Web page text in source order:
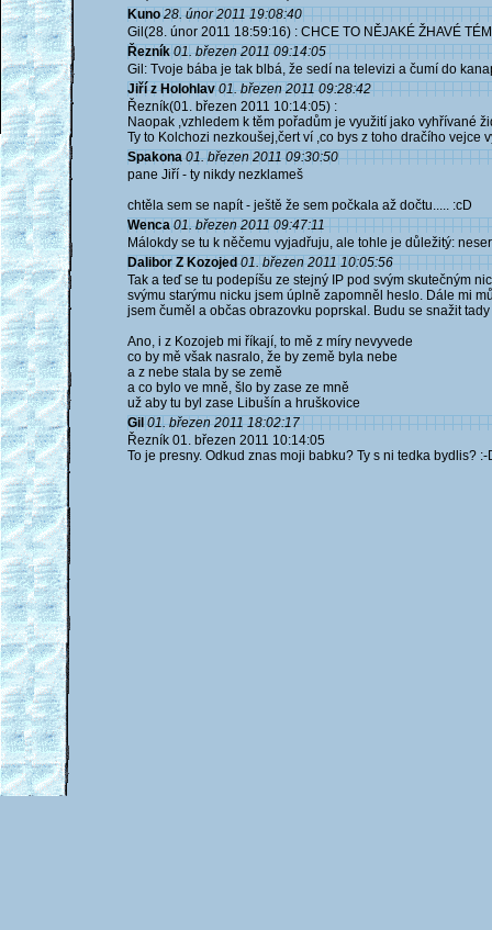
Kuno 28. únor 2011 19:08:40
Gil(28. únor 2011 18:59:16) : CHCE TO NĚJAKÉ ŽHAVÉ
Řezník 01. březen 2011 09:14:05
Gil: Tvoje bába je tak blbá, že sedí na televizi a čumí do
Jiří z Holohlav 01. březen 2011 09:28:42
Řezník(01. březen 2011 10:14:05) :
Naopak ,vzhledem k těm pořadům je využití jako vyhřívané
Ty to Kolchozi nezkoušej,čert ví ,co bys z toho dračího vejce
Spakona 01. březen 2011 09:30:50
pane Jiří - ty nikdy nezklameš
chtěla sem se napít - ještě že sem počkala až dočtu..... :cD
Wenca 01. březen 2011 09:47:11
Málokdy se tu k něčemu vyjadřuju, ale tohle je důležitý:
Dalibor Z Kozojed 01. březen 2011 10:05:56
Tak a teď se tu podepíšu ze stejný IP pod svým skutečným
svýmu starýmu nicku jsem úplně zapomněl heslo. Dále mi
jsem čuměl a občas obrazovku poprskal. Budu se snažit
Ano, i z Kozojeb mi říkají, to mě z míry nevyvede
co by mě však nasralo, že by země byla nebe
a z nebe stala by se země
a co bylo ve mně, šlo by zase ze mně
už aby tu byl zase Libušín a hruškovice
Gil 01. březen 2011 18:02:17
Řezník 01. březen 2011 10:14:05
To je presny. Odkud znas moji babku? Ty s ni tedka bydlis? :-